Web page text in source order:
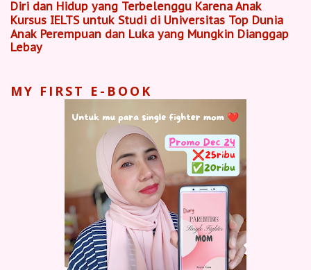
Diri dan Hidup yang Terbelenggu Karena Anak
Kursus IELTS untuk Studi di Universitas Top Dunia
Anak Perempuan dan Luka yang Mungkin Dianggap
Lebay
MY FIRST E-BOOK